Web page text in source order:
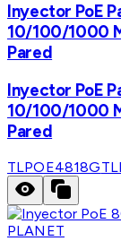
Inyector PoE
10/100/1000
Pared
Inyector PoE
10/100/1000
Pared
TLPOE4818G
PLANET